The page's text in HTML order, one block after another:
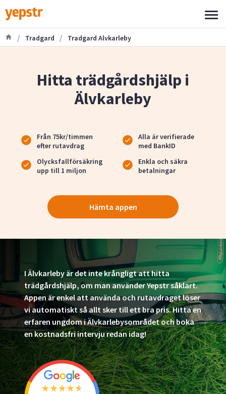
/ Tradgard / Tradgard Alvkarleby
Hitta trädgårdshjälp i
Älvkarleby
Från 75kr/timmen
efter rutavdrag
Alla är verifierade
med BankID
Olycksfallförsäkring
upp till 1 miljon
Enkla och säkra
betalningar
Hämta appen
I Älvkarleby är det inte krångligt att hitta
trädgårdshjälp, om man använder Yepstr såklart.
Appen är enkel att använda och rutavdraget löser
vi automatiskt så allt sker till ett bra pris. Hitta en
erfaren ungdom i Älvkarlebysområdet och boka
en kostnadsfri intervju redan idag!